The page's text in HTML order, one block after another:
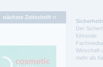
nächste Zeitschrift ››
Der
führende
Wirtschaft
mehr als